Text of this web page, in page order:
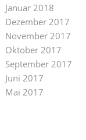
Januar 2018
Dezember 2017
November 2017
Oktober 2017
September 2017
Juni 2017
Mai 2017